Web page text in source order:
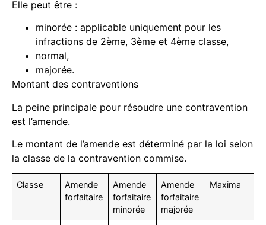
Elle peut être :
minorée : applicable uniquement pour les
infractions de 2ème, 3ème et 4ème classe,
normal,
majorée.
Montant des contraventions
La peine principale pour résoudre une contravention
est l’amende.
Le montant de l’amende est déterminé par la loi selon
la classe de la contravention commise.
Classe
Amende
forfaitaire
Amende
forfaitaire
minorée
Amende
forfaitaire
majorée
Maxima